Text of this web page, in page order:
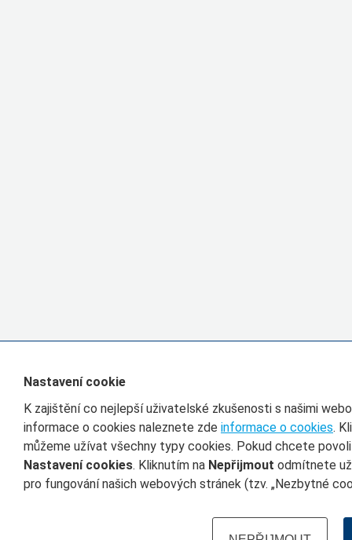
Nastavení cookie
K zajištění co nejlepší uživatelské zkušenosti s našimi
informace o cookies naleznete zde informace o cookies.
můžeme užívat všechny typy cookies. Pokud chcete
Nastavení cookies. Kliknutím na Nepřijmout odmítnete
pro fungování našich webových stránek (tzv. „Nezbytné